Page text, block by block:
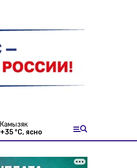
Камызяк
+35 °С, ясно